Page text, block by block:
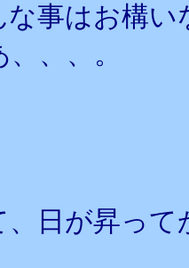
な事はお構
、、。
、日が昇っ